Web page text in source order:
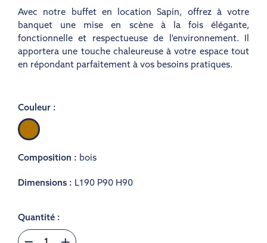
Avec notre buffet en location Sapin, offrez à votre
banquet une mise en scène à la fois élégante,
fonctionnelle et respectueuse de l'environnement. Il
apportera une touche chaleureuse à votre espace tout
en répondant parfaitement à vos besoins pratiques.
Couleur :
Bois
Composition : bois
Dimensions : L190 P90 H90
Quantité :